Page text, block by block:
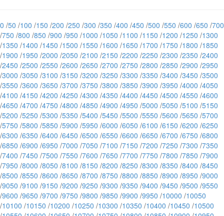
0 /50 /100 /150 /200 /250 /300 /350 /400 /450 /500 /550 /600 /650 /700
/750 /800 /850 /900 /950 /1000 /1050 /1100 /1150 /1200 /1250 /1300
/1350 /1400 /1450 /1500 /1550 /1600 /1650 /1700 /1750 /1800 /1850
/1900 /1950 /2000 /2050 /2100 /2150 /2200 /2250 /2300 /2350 /2400
/2450 /2500 /2550 /2600 /2650 /2700 /2750 /2800 /2850 /2900 /2950
/3000 /3050 /3100 /3150 /3200 /3250 /3300 /3350 /3400 /3450 /3500
/3550 /3600 /3650 /3700 /3750 /3800 /3850 /3900 /3950 /4000 /4050
/4100 /4150 /4200 /4250 /4300 /4350 /4400 /4450 /4500 /4550 /4600
/4650 /4700 /4750 /4800 /4850 /4900 /4950 /5000 /5050 /5100 /5150
/5200 /5250 /5300 /5350 /5400 /5450 /5500 /5550 /5600 /5650 /5700
/5750 /5800 /5850 /5900 /5950 /6000 /6050 /6100 /6150 /6200 /6250
/6300 /6350 /6400 /6450 /6500 /6550 /6600 /6650 /6700 /6750 /6800
/6850 /6900 /6950 /7000 /7050 /7100 /7150 /7200 /7250 /7300 /7350
/7400 /7450 /7500 /7550 /7600 /7650 /7700 /7750 /7800 /7850 /7900
/7950 /8000 /8050 /8100 /8150 /8200 /8250 /8300 /8350 /8400 /8450
/8500 /8550 /8600 /8650 /8700 /8750 /8800 /8850 /8900 /8950 /9000
/9050 /9100 /9150 /9200 /9250 /9300 /9350 /9400 /9450 /9500 /9550
/9600 /9650 /9700 /9750 /9800 /9850 /9900 /9950 /10000 /10050
/10100 /10150 /10200 /10250 /10300 /10350 /10400 /10450 /10500